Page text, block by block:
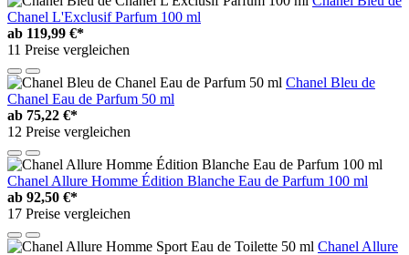
Chanel L'Exclusif Parfum 100 ml
ab 119,99 €*
11 Preise vergleichen
Chanel Bleu de
Chanel Eau de Parfum 50 ml
ab 75,22 €*
12 Preise vergleichen
Chanel Allure Homme Édition Blanche Eau de Parfum 100 ml
ab 92,50 €*
17 Preise vergleichen
Chanel Allure